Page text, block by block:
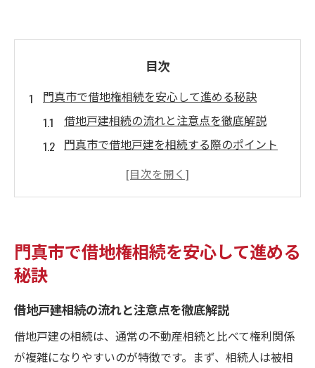
目次
門真市で借地権相続を安心して進める秘訣
借地戸建相続の流れと注意点を徹底解説
門真市で借地戸建を相続する際のポイント
借地権相続で押さえるべき手続きの全体像
借地戸建相続の基本と手続きの流れを紹介
借地戸建の相続登記を円滑に進めるコツ
実務で役立つ借地戸建相続の書類準備法
借地戸建相続で専門家に相談すべき場面
門真市で借地権相続を安心して進める
秘訣
借地戸建相続の流れと注意点を徹底解説
借地戸建の相続は、通常の不動産相続と比べて権利関係
が複雑になりやすいのが特徴です。まず、相続人は被相